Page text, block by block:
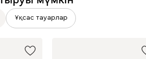
Ұқсас тауарлар